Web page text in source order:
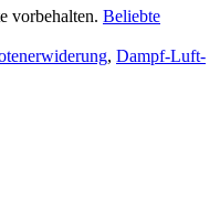
vorbehalten. Beliebte
, Dampf-Luft-